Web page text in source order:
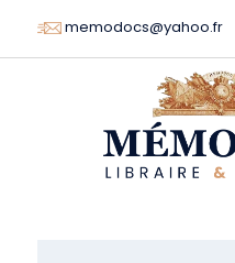
memodocs@yahoo.fr